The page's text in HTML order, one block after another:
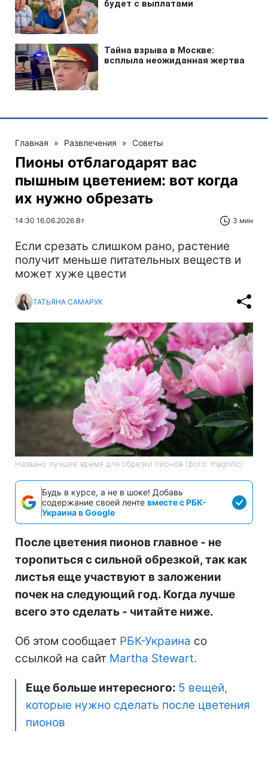
Главная » Развлечения » Советы
Пионы отблагодарят вас
пышным цветением: вот когда
их нужно обрезать
14:30 16.06.2026 Вт 3 мин
Если срезать слишком рано, растение
получит меньше питательных веществ и
может хуже цвести
ТАТЬЯНА САМАРУК
Названо лучшее время для обрезки пионов (фото: magnific)
Будь в курсе, а не в шоке! Добавь
содержание своей ленте вместе с РБК-
Украина в Google
После цветения пионов главное - не
торопиться с сильной обрезкой, так как
листья еще участвуют в заложении
почек на следующий год. Когда лучше
всего это сделать - читайте ниже.
Об этом сообщает РБК-Украина со
ссылкой на сайт Martha Stewart.
Еще больше интересного: 5 вещей,
которые нужно сделать после цветения
пионов